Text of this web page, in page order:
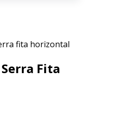
fita horizontal
Fita